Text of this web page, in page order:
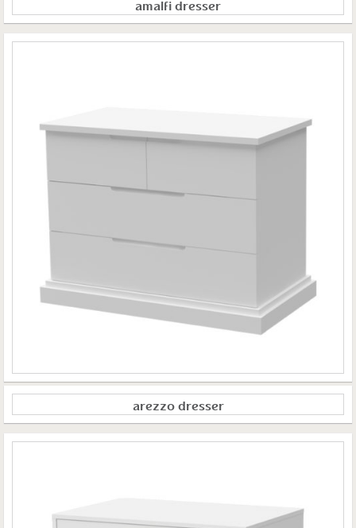
amalfi dresser
arezzo dresser